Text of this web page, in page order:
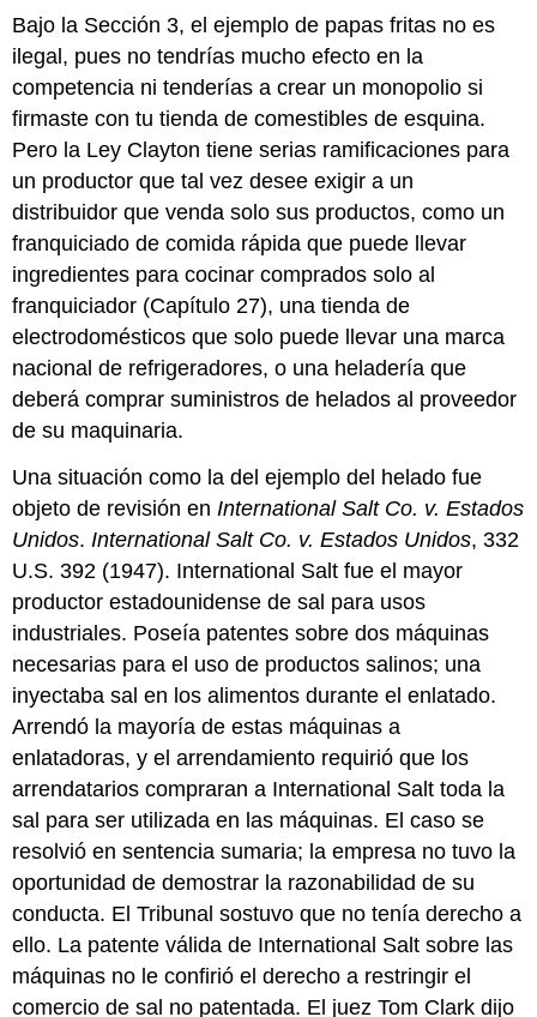
Bajo la Sección 3, el ejemplo de papas fritas no es
ilegal, pues no tendrías mucho efecto en la
competencia ni tenderías a crear un monopolio si
firmaste con tu tienda de comestibles de esquina.
Pero la Ley Clayton tiene serias ramificaciones para
un productor que tal vez desee exigir a un
distribuidor que venda solo sus productos, como un
franquiciado de comida rápida que puede llevar
ingredientes para cocinar comprados solo al
franquiciador (Capítulo 27), una tienda de
electrodomésticos que solo puede llevar una marca
nacional de refrigeradores, o una heladería que
deberá comprar suministros de helados al proveedor
de su maquinaria.
Una situación como la del ejemplo del helado fue
objeto de revisión en International Salt Co. v. Estados
Unidos. International Salt Co. v. Estados Unidos, 332
U.S. 392 (1947). International Salt fue el mayor
productor estadounidense de sal para usos
industriales. Poseía patentes sobre dos máquinas
necesarias para el uso de productos salinos; una
inyectaba sal en los alimentos durante el enlatado.
Arrendó la mayoría de estas máquinas a
enlatadoras, y el arrendamiento requirió que los
arrendatarios compraran a International Salt toda la
sal para ser utilizada en las máquinas. El caso se
resolvió en sentencia sumaria; la empresa no tuvo la
oportunidad de demostrar la razonabilidad de su
conducta. El Tribunal sostuvo que no tenía derecho a
ello. La patente válida de International Salt sobre las
máquinas no le confirió el derecho a restringir el
comercio de sal no patentada. El juez Tom Clark dijo